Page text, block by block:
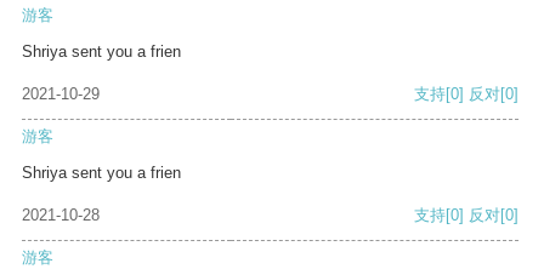
游客
Shriya sent you a frien
2021-10-29 支持[0] 反对[0]
游客
Shriya sent you a frien
2021-10-28 支持[0] 反对[0]
游客